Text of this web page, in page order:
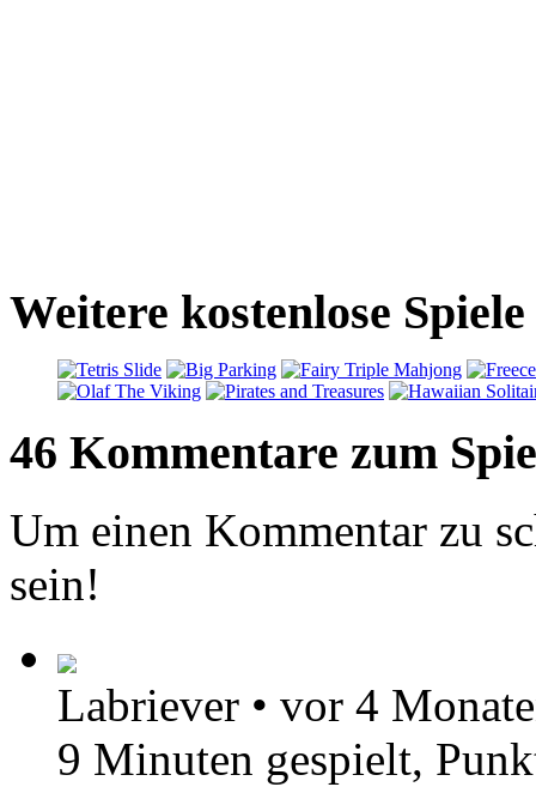
Weitere kostenlose
46 Kommentare zum
Um einen Kommentar zu
sein!
Labriever • vor 4
9 Minuten gespielt,